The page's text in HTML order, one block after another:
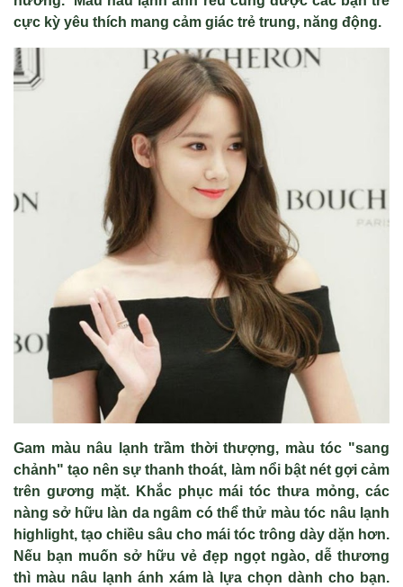
cực kỳ yêu thích mang cảm giác trẻ trung, năng động.
Gam màu nâu l ạnh trầm thời thượng, màu tóc "sang
chảnh" tạo nên sự thanh thoát, làm nổi bật nét gợi cảm
trên gương mặt. Khắc phục mái tóc thưa mỏng, các
nàng sởhữu làn da ngâm có thểthử màu tóc nâu lạnh
highlight, tạo chiều sâu cho mái tóc trông dày dặn hơn.
Nếu bạn muốn sởhữu vẻ đẹp ngọt ngào, dễ thương
thì màu nâu l ạnh ánh xám là l ựa chọn dành cho bạn.